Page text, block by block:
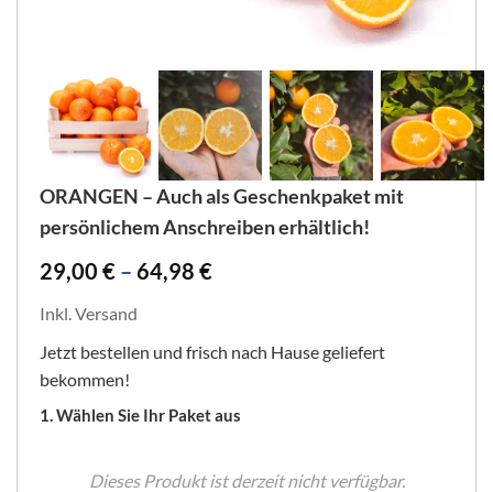
ORANGEN – Auch als Geschenkpaket mit
persönlichem Anschreiben erhältlich!
29,00 € – 64,98 €
Inkl. Versand
Jetzt bestellen und frisch nach Hause geliefert
bekommen!
1. Wählen Sie Ihr Paket aus
Dieses Produkt ist derzeit nicht verfügbar.